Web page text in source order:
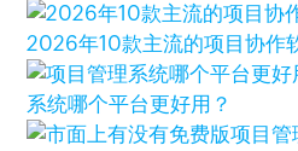
2026年10款主流的项目协作
系统哪个平台更好用？